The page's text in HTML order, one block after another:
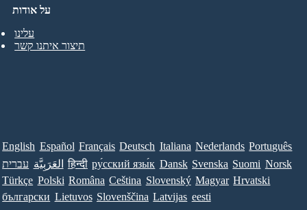
על אודות
עלינו
תיצור איתנו קשר
English Español Français Deutsch Italiana Nederlands Português
עברית العَرَبِيَّة हिन्दी ру́сский язы́к Dansk Svenska Suomi Norsk
Türkçe Polski Româna Ceština Slovenský Magyar Hrvatski
български Lietuvos Slovenščina Latvijas eesti